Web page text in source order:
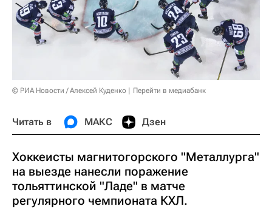
© РИА Новости / Алексей Куденко Перейти в медиабанк
Читать в МАКС Дзен
Хоккеисты магнитогорского "Металлурга"
на выезде нанесли поражение
тольяттинской "Ладе" в матче
регулярного чемпионата КХЛ.